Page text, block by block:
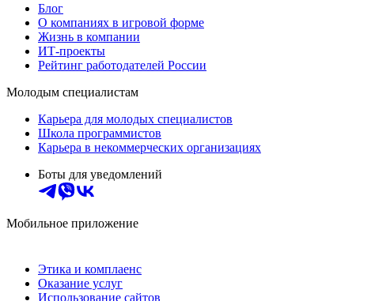
Блог
О компаниях в игровой форме
Жизнь в компании
ИТ-проекты
Рейтинг работодателей России
Молодым специалистам
Карьера для молодых специалистов
Школа программистов
Карьера в некоммерческих организациях
Боты для уведомлений
Мобильное приложение
Этика и комплаенс
Оказание услуг
Использование сайтов